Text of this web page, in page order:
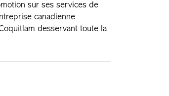
sur ses services de
canadienne
desservant toute la